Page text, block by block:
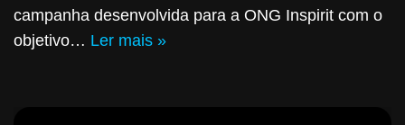
campanha desenvolvida para a ONG Inspirit com o
objetivo… Ler mais »